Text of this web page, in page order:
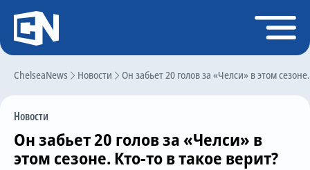
ChelseaNews Новости Он забьет 20 голов за «Челси» в этом
Новости
Он забьет 20 голов за «Челси» в
этом сезоне. Кто-то в такое верит?
Регистрация
Главная
Трансферы